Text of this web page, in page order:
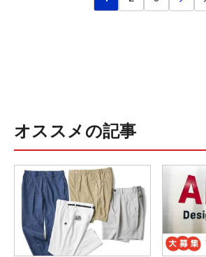
オススメの記事